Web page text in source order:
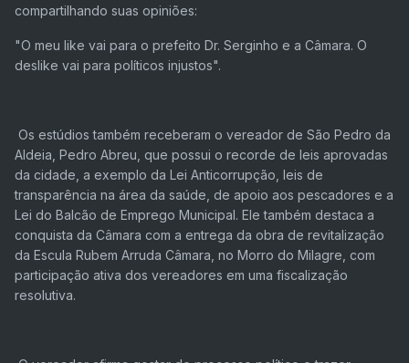
compartilhando suas opiniões:
"O meu like vai para o prefeito Dr. Serginho e a Câmara. O
deslike vai para políticos injustos".
Os estúdios também receberam o vereador de São Pedro da
Aldeia, Pedro Abreu, que possui o recorde de leis aprovadas
da cidade, a exemplo da Lei Anticorrupção, leis de
transparência na área da saúde, de apoio aos pescadores e a
Lei do Balcão de Emprego Municipal. Ele também destaca a
conquista da Câmara com a entrega da obra de revitalização
da Escula Rubem Arruda Câmara, no Morro do Milagre, com
participação ativa dos vereadores em uma fiscalização
resolutiva.